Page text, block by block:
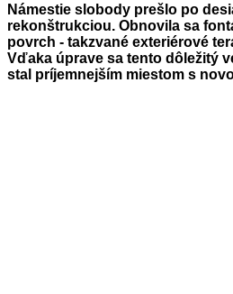
Námestie slobody prešlo po
rekonštrukciou. Obnovila sa
povrch - takzvané exteriérové
Vďaka úprave sa tento dôležitý
stal príjemnejším miestom s